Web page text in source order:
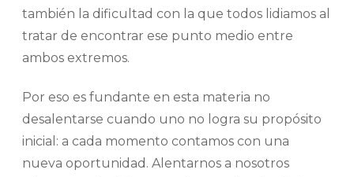
también la dificultad con la que todos lidiamos al
tratar de encontrar ese punto medio entre
ambos extremos.
Por eso es fundante en esta materia no
desalentarse cuando uno no logra su propósito
inicial: a cada momento contamos con una
nueva oportunidad. Alentarnos a nosotros